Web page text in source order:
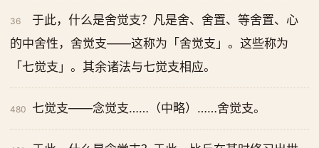
36
于此，什么是舍觉支？凡是舍、舍置、等舍置、心
的中舍性，舍觉支——这称为「舍觉支」。这些称为
「七觉支」。其余诸法与七觉支相应。
480 七觉支——念觉支……（中略）……舍觉支。